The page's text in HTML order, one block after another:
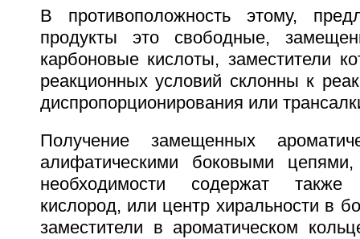
В противоположность этому,
продукты это свободные,
карбоновые кислоты, заместители
реакционных условий склонны к
диспропорционирования или
Получение замещенных
алифатическими боковыми
необходимости содержат также
кислород, или центр хиральности в
заместители в ароматическом